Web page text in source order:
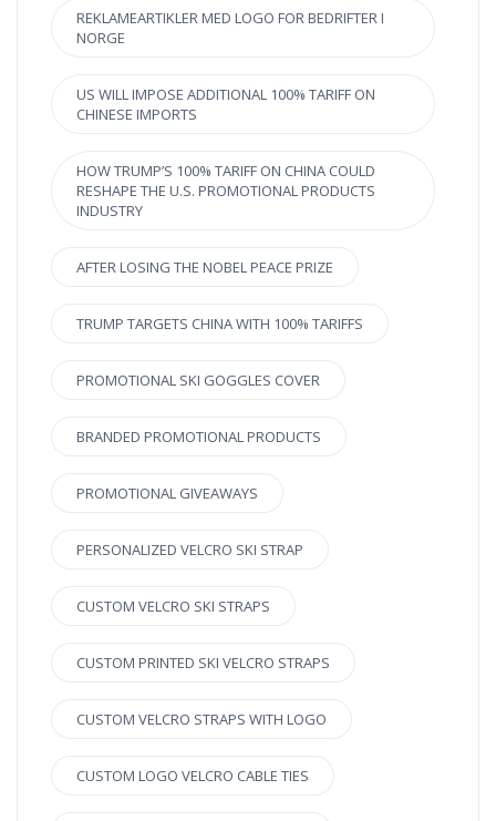
REKLAMEARTIKLER MED LOGO FOR BEDRIFTER I
NORGE
US WILL IMPOSE ADDITIONAL 100% TARIFF ON
CHINESE IMPORTS
HOW TRUMP’S 100% TARIFF ON CHINA COULD
RESHAPE THE U.S. PROMOTIONAL PRODUCTS
INDUSTRY
AFTER LOSING THE NOBEL PEACE PRIZE
TRUMP TARGETS CHINA WITH 100% TARIFFS
PROMOTIONAL SKI GOGGLES COVER
BRANDED PROMOTIONAL PRODUCTS
PROMOTIONAL GIVEAWAYS
PERSONALIZED VELCRO SKI STRAP
CUSTOM VELCRO SKI STRAPS
CUSTOM PRINTED SKI VELCRO STRAPS
CUSTOM VELCRO STRAPS WITH LOGO
CUSTOM LOGO VELCRO CABLE TIES